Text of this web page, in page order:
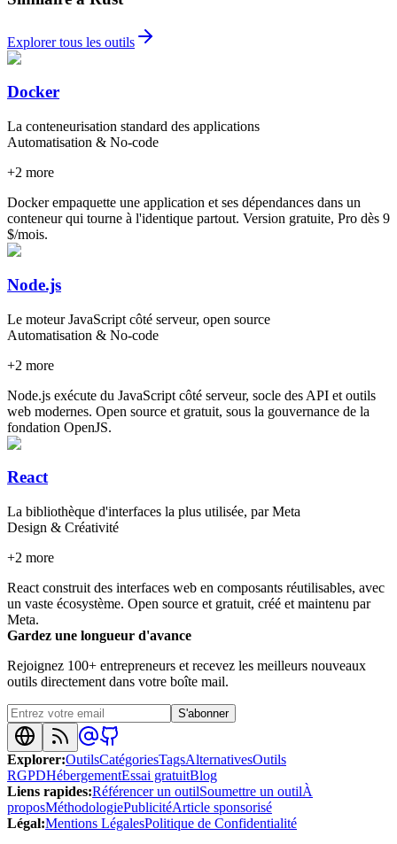
Explorer tous les outils
Docker
La conteneurisation standard des applications
Automatisation & No-code
+2 more
Docker empaquette une application et ses dépendances dans un
conteneur qui tourne à l'identique partout. Version gratuite, Pro dès 9
$/mois.
Node.js
Le moteur JavaScript côté serveur, open source
Automatisation & No-code
+2 more
Node.js exécute du JavaScript côté serveur, socle des API et outils
web modernes. Open source et gratuit, sous la gouvernance de la
fondation OpenJS.
React
La bibliothèque d'interfaces la plus utilisée, par Meta
Design & Créativité
+2 more
React construit des interfaces web en composants réutilisables, avec
un vaste écosystème. Open source et gratuit, créé et maintenu par
Meta.
Gardez une longueur d'avance
Rejoignez 100+ entrepreneurs et recevez les meilleurs nouveaux
outils directement dans votre boîte mail.
S'abonner
Explorer:OutilsCatégoriesTagsAlternativesOutils
RGPDHébergementEssai gratuitBlog
Liens rapides:Référencer un outilSoumettre un outilÀ
proposMéthodologiePublicitéArticle sponsorisé
Légal:Mentions LégalesPolitique de Confidentialité